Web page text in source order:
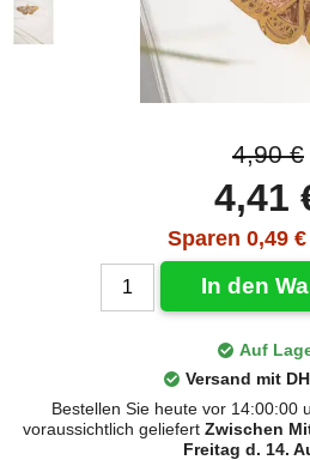
4,90 €
4,41
Sparen 0,49 €
In den
Auf
Versand mit
Bestellen Sie heute vor 14:00:00
voraussichtlich geliefert Zwischen
Freitag d. 14.